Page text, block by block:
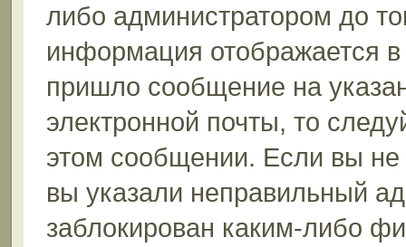
либо администратором до
информация отображается
пришло сообщение на
электронной почты, то
этом сообщении. Если вы
вы указали неправильный
заблокирован каким-либо